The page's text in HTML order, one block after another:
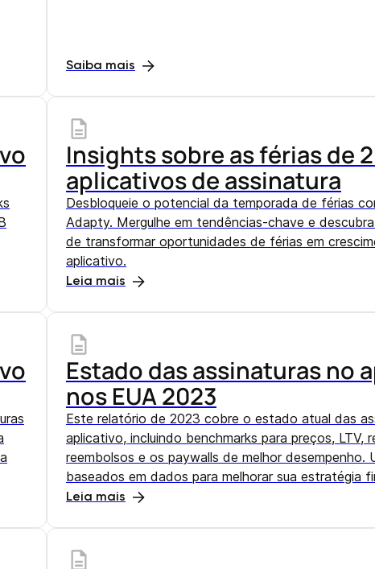
Saiba mais
Insights sobre as férias de
aplicativos de assinatura
Desbloqueie o potencial da temporada de férias
Adapty. Mergulhe em tendências-chave e
de transformar oportunidades de férias em
aplicativo.
Leia mais
Estado das assinaturas no
nos EUA 2023
Este relatório de 2023 cobre o estado atual das
aplicativo, incluindo benchmarks para preços, LTV,
reembolsos e os paywalls de melhor desempenho.
baseados em dados para melhorar sua estratégia
Leia mais